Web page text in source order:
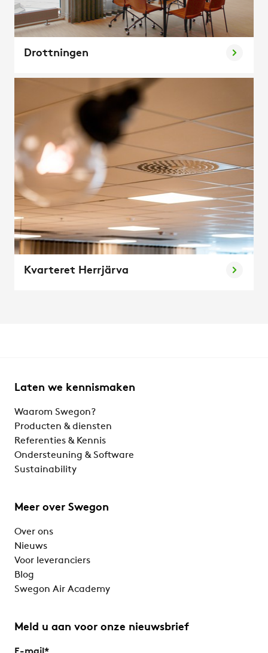
Drottningen
Kvarteret Herrjärva
Laten we kennismaken
Waarom Swegon?
Producten & diensten
Referenties & Kennis
Ondersteuning & Software
Sustainability
Meer over Swegon
Over ons
Nieuws
Voor leveranciers
Blog
Swegon Air Academy
Meld u aan voor onze nieuwsbrief